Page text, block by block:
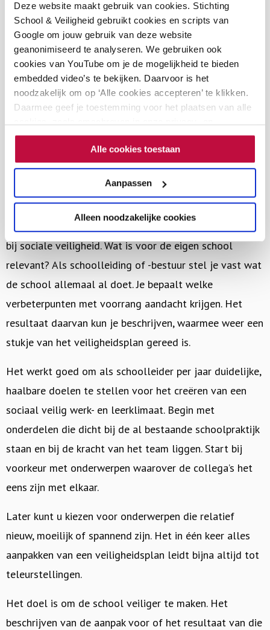
Deze website maakt gebruik van cookies. Stichting
School & Veiligheid gebruikt cookies en scripts van
Google om jouw gebruik van deze website
geanonimiseerd te analyseren. We gebruiken ook
cookies van YouTube om je de mogelijkheid te bieden
embedded video’s te bekijken. Daarvoor is het
noodzakelijk om op ‘Alle cookies accepteren’ te klikken.
Daarmee geef je toestemming voor het plaatsen van alle
cookieverklaring. Als je niet alle cookies accepteert, dan
kun je geen video's bekijken.Alle cookies toestaan
Aanpassen
Alleen noodzakelijke cookies
Een veilige school maak je samen, in de dagelijkse
praktijk. Sociale veiligheid moet daarbij een steeds
aanwezig aandachtspunt zijn in alle werkprocessen in
de school; in schoolontwikkeling, kwaliteitsbeleid,
personeelsbeleid, professionaliseringsbeleid, het
curriculum, enzovoort. Het hebben van een
veiligheidsplan is geen doel op zich. Het veiligheidsplan
is een middel om een veilige school te creëren.
Stel per jaar haalbare doelen
Bij voorkeur ontstaat een veiligheidsplan al doende. De
school is bezig inzicht te krijgen in wat er komt kijken
bij sociale veiligheid. Wat is voor de eigen school
relevant? Als schoolleiding of -bestuur stel je vast wat
de school allemaal al doet. Je bepaalt welke
verbeterpunten met voorrang aandacht krijgen. Het
resultaat daarvan kun je beschrijven, waarmee weer een
stukje van het veiligheidsplan gereed is.
Het werkt goed om als schoolleider per jaar duidelijke,
haalbare doelen te stellen voor het creëren van een
sociaal veilig werk- en leerklimaat. Begin met
onderdelen die dicht bij de al bestaande schoolpraktijk
staan en bij de kracht van het team liggen. Start bij
voorkeur met onderwerpen waarover de collega’s het
eens zijn met elkaar.
Later kunt u kiezen voor onderwerpen die relatief
nieuw, moeilijk of spannend zijn. Het in één keer alles
aanpakken van een veiligheidsplan leidt bijna altijd tot
teleurstellingen.
Het doel is om de school veiliger te maken. Het
beschrijven van de aanpak voor of het resultaat van die